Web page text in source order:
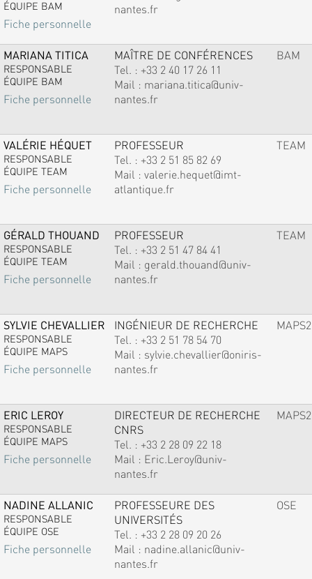
ÉQUIPE BAM
Fiche personnelle
nantes.fr
MARIANA TITICA
RESPONSABLE
ÉQUIPE BAM
Fiche personnelle
MAÎTRE DE CONFÉRENCES
Tel. : +33 2 40 17 26 11
Mail : mariana.titica@univ-
nantes.fr
BAM
VALÉRIE HÉQUET
RESPONSABLE
ÉQUIPE TEAM
Fiche personnelle
PROFESSEUR
Tel. : +33 2 51 85 82 69
Mail : valerie.hequet@imt-
atlantique.fr
TEAM
GÉRALD THOUAND
RESPONSABLE
ÉQUIPE TEAM
Fiche personnelle
PROFESSEUR
Tel. : +33 2 51 47 84 41
Mail : gerald.thouand@univ-
nantes.fr
TEAM
SYLVIE CHEVALLIER
RESPONSABLE
ÉQUIPE MAPS
Fiche personnelle
INGÉNIEUR DE RECHERCHE
Tel. : +33 2 51 78 54 70
Mail : sylvie.chevallier@oniris-
nantes.fr
MAPS2
ERIC LEROY
RESPONSABLE
ÉQUIPE MAPS
Fiche personnelle
DIRECTEUR DE RECHERCHE
CNRS
Tel. : +33 2 28 09 22 18
Mail : Eric.Leroy@univ-
nantes.fr
MAPS2
NADINE ALLANIC
RESPONSABLE
ÉQUIPE OSE
Fiche personnelle
PROFESSEURE DES
UNIVERSITÉS
Tel. : +33 2 28 09 20 26
Mail : nadine.allanic@univ-
nantes.fr
OSE